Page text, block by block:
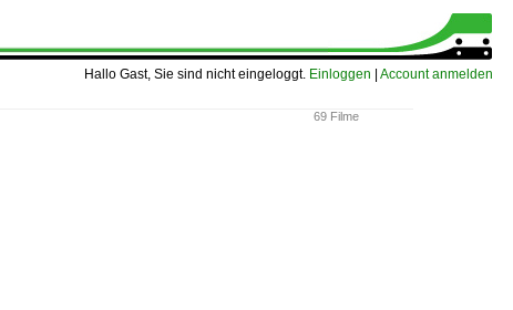
Hallo Gast, Sie sind nicht eingeloggt. Einloggen Account anmelden
69 Filme